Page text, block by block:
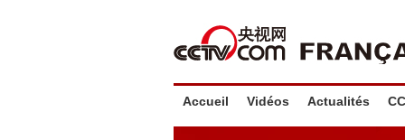
Accueil Vidéos Actualités